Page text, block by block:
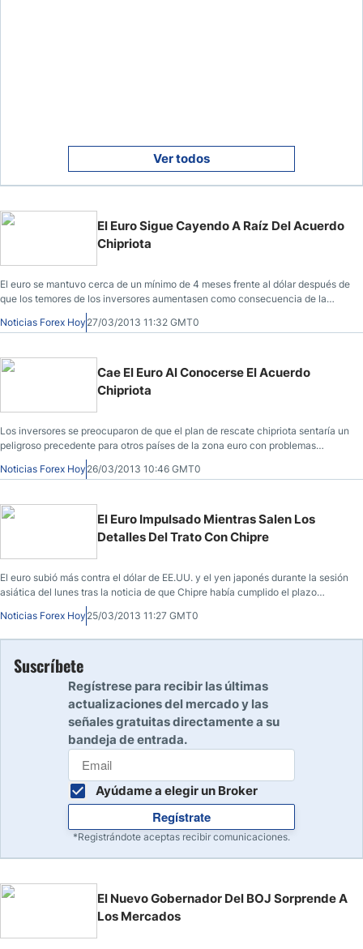
Ver todos
El Euro Sigue Cayendo A Raíz Del Acuerdo
Chipriota
El euro se mantuvo cerca de un mínimo de 4 meses frente al dólar después de
que los temores de los inversores aumentasen como consecuencia de la
operación de rescate chipriota.
Noticias Forex Hoy 27/03/2013 11:32 GMT0
Cae El Euro Al Conocerse El Acuerdo
Chipriota
Los inversores se preocuparon de que el plan de rescate chipriota sentaría un
peligroso precedente para otros países de la zona euro con problemas
fiscales y liquidaron sus participaciones en el euro.
Noticias Forex Hoy 26/03/2013 10:46 GMT0
El Euro Impulsado Mientras Salen Los
Detalles Del Trato Con Chipre
El euro subió más contra el dólar de EE.UU. y el yen japonés durante la sesión
asiática del lunes tras la noticia de que Chipre había cumplido el plazo
impuesto por la UE y pudo ultimar los detalles de un préstamo de rescate
necesitado desesperadamente, que podría impedir un colapso financiero.
Noticias Forex Hoy 25/03/2013 11:27 GMT0
Suscríbete
Regístrese para recibir las últimas
actualizaciones del mercado y las
señales gratuitas directamente a su
bandeja de entrada.
Ayúdame a elegir un Broker
Regístrate
*Registrándote aceptas recibir comunicaciones.
El Nuevo Gobernador Del BOJ Sorprende A
Los Mercados